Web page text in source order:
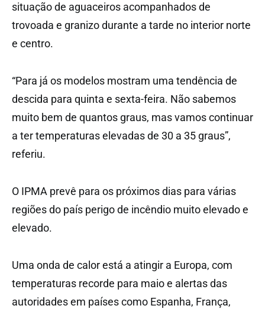
situação de aguaceiros acompanhados de
trovoada e granizo durante a tarde no interior norte
e centro.
“Para já os modelos mostram uma tendência de
descida para quinta e sexta-feira. Não sabemos
muito bem de quantos graus, mas vamos continuar
a ter temperaturas elevadas de 30 a 35 graus”,
referiu.
O IPMA prevê para os próximos dias para várias
regiões do país perigo de incêndio muito elevado e
elevado.
Uma onda de calor está a atingir a Europa, com
temperaturas recorde para maio e alertas das
autoridades em países como Espanha, França,